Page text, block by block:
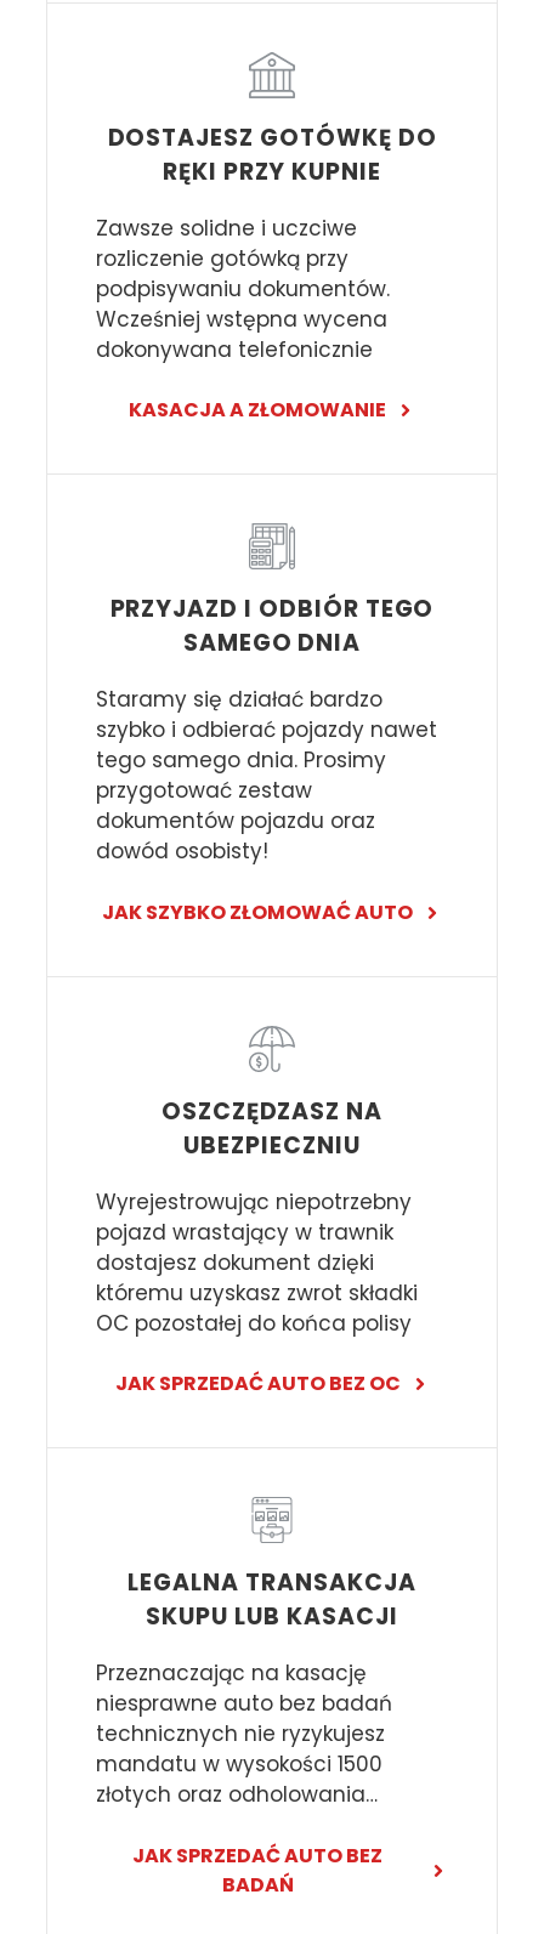
DOSTAJESZ GOTÓWKĘ DO
RĘKI PRZY KUPNIE
Zawsze solidne i uczciwe
rozliczenie gotówką przy
podpisywaniu dokumentów.
Wcześniej wstępna wycena
dokonywana telefonicznie
KASACJA A ZŁOMOWANIE
PRZYJAZD I ODBIÓR TEGO
SAMEGO DNIA
Staramy się działać bardzo
szybko i odbierać pojazdy nawet
tego samego dnia. Prosimy
przygotować zestaw
dokumentów pojazdu oraz
dowód osobisty!
JAK SZYBKO ZŁOMOWAĆ AUTO
OSZCZĘDZASZ NA
UBEZPIECZNIU
Wyrejestrowując niepotrzebny
pojazd wrastający w trawnik
dostajesz dokument dzięki
któremu uzyskasz zwrot składki
OC pozostałej do końca polisy
JAK SPRZEDAĆ AUTO BEZ OC
LEGALNA TRANSAKCJA
SKUPU LUB KASACJI
Przeznaczając na kasację
niesprawne auto bez badań
technicznych nie ryzykujesz
mandatu w wysokości 1500
złotych oraz odholowania…
JAK SPRZEDAĆ AUTO BEZ
BADAŃ